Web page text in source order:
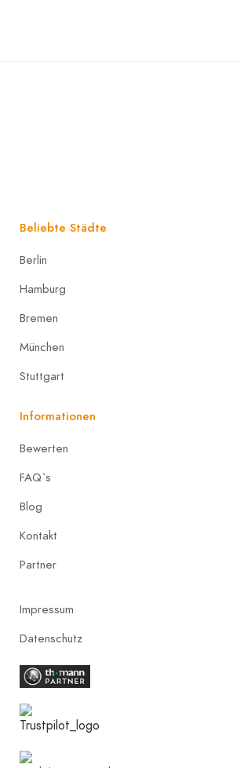
Beliebte Städte
Berlin
Hamburg
Bremen
München
Stuttgart
Informationen
Bewerten
FAQ`s
Blog
Kontakt
Partner
Impressum
Datenschutz